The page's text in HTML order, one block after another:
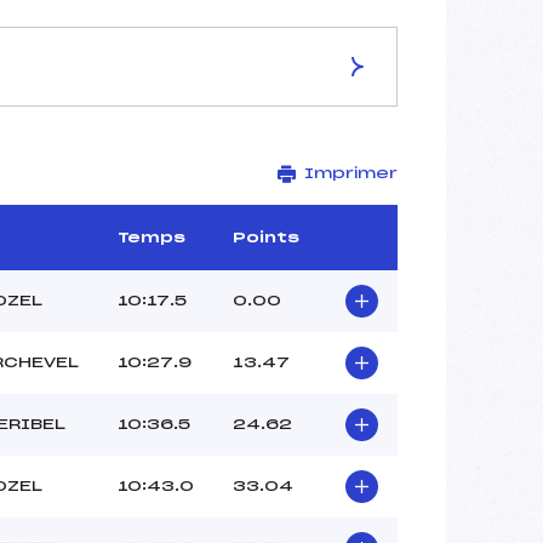
–
2,0 km
Imprimer
Temps Points
10:17.5 0.00
10:27.9 13.47
10:36.5 24.62
10:43.0 33.04